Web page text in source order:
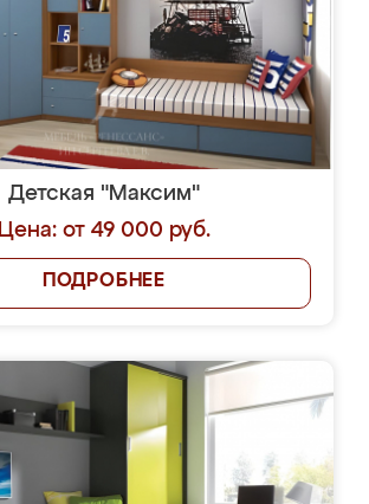
Детская "Максим"
Цена: от 49 000 руб.
ПОДРОБНЕЕ